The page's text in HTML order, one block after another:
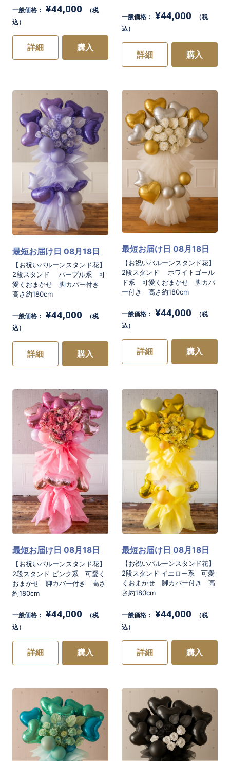
一般価格： ¥44,000
（税
込）
詳細 購入
一般価格： ¥44,000
（税
込）
詳細 購入
【お祝いバルーンスタンド花】
2段スタンド パープル系 可
愛くおまかせ 脚カバー付き
高さ約180cm
最短お届け日 08月18日
一般価格： ¥44,000
（税
込）
詳細 購入
【お祝いバルーンスタンド花】
2段スタンド ホワイトゴール
ド系 可愛くおまかせ 脚カバ
ー付き 高さ約180cm
最短お届け日 08月18日
一般価格： ¥44,000
（税
込）
詳細 購入
【お祝いバルーンスタンド花】
2段スタンド ピンク系 可愛く
おまかせ 脚カバー付き 高さ
約180cm
最短お届け日 08月18日
一般価格： ¥44,000
（税
込）
詳細 購入
【お祝いバルーンスタンド花】
2段スタンド イエロー系 可愛
くおまかせ 脚カバー付き 高
さ約180cm
最短お届け日 08月18日
一般価格： ¥44,000
（税
込）
詳細 購入